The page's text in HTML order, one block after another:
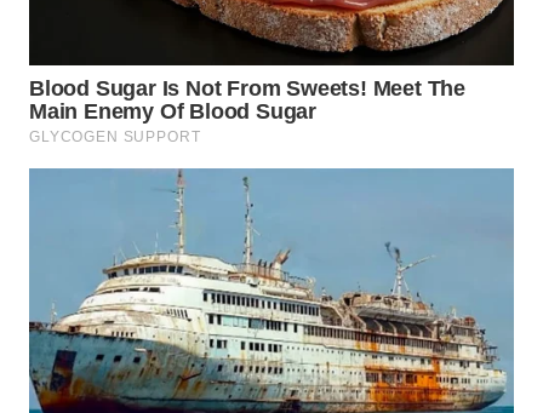
WN
MAJALENGKA
SUKABUMI
WN
PURWAKARTA